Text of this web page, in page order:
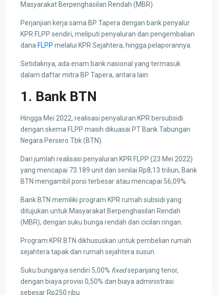
Masyarakat Berpenghasilan Rendah (MBR).
Perjanjian kerja sama BP Tapera dengan bank penyalur
KPR FLPP sendiri, meliputi penyaluran dan pengembalian
dana FLPP melalui KPR Sejahtera, hingga pelaporannya.
Setidaknya, ada enam bank nasional yang termasuk
dalam daftar mitra BP Tapera, antara lain:
1. Bank BTN
Hingga Mei 2022, realisasi penyaluran KPR bersubsidi
dengan skema FLPP masih dikuasai PT Bank Tabungan
Negara Persero Tbk (BTN).
Dari jumlah realisasi penyaluran KPR FLPP (23 Mei 2022)
yang mencapai 73.189 unit dan senilai Rp8,13 triliun, Bank
BTN mengambil porsi terbesar atau mencapai 56,09%.
Bank BTN memiliki program KPR rumah subsidi yang
ditujukan untuk Masyarakat Berpenghasilan Rendah
(MBR), dengan suku bunga rendah dan cicilan ringan.
Program KPR BTN dikhususkan untuk pembelian rumah
sejahtera tapak dan rumah sejahtera susun.
Suku bunganya sendiri 5,00% fixedsepanjang tenor,
dengan biaya provisi 0,50% dan biaya administrasi
sebesar Rp250 ribu.